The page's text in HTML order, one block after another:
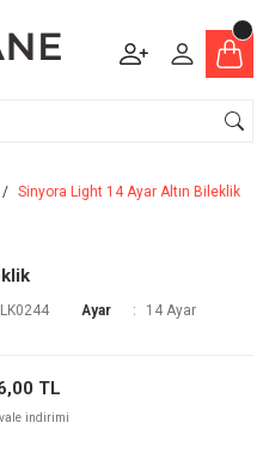
Sinyora Light 14 Ayar Altın Bileklik
Ayar 14 Ayar
TL
indirimi